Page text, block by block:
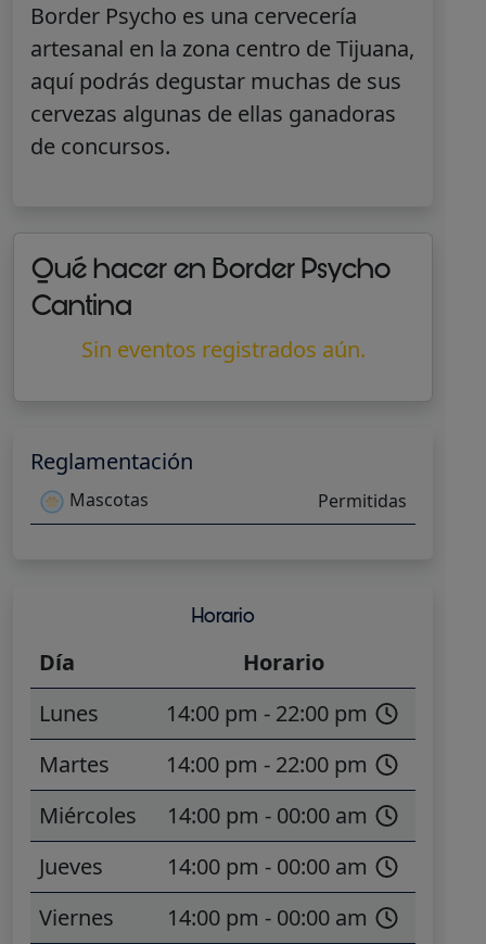
Border Psycho es una cervecería
artesanal en la zona centro de Tijuana,
aquí podrás degustar muchas de sus
cervezas algunas de ellas ganadoras
de concursos.
Qué hacer en Border Psycho
Cantina
Sin eventos registrados aún.
Reglamentación
Mascotas Permitidas
Horario
Día
Horario
Lunes
14:00 pm - 22:00 pm
Martes
14:00 pm - 22:00 pm
Miércoles
14:00 pm - 00:00 am
Jueves
14:00 pm - 00:00 am
Viernes
14:00 pm - 00:00 am